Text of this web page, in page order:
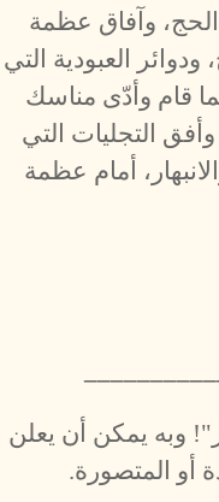
الحج، وآفاق عظمة
ودوائر العبودية التي
قام وأدّى مناسك
التجليات التي
أمام عظمة
وبه يمكن أن يعلن
أو المتصورة.